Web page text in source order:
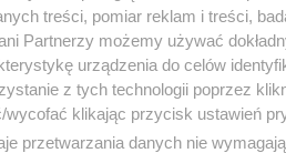
Miss Polonią, która
studiuje na Akademii
treści, pomiar reklam i treści,
Partnerzy możemy używać
urządzenia do celów
z tych technologii poprzez
klikając przycisk ustawień
przetwarzania danych nie